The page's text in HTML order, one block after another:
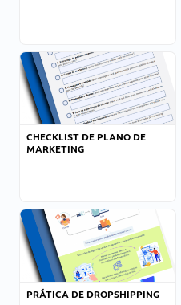
CHECKLIST DE PLANO DE
MARKETING
PRÁTICA DE DROPSHIPPING